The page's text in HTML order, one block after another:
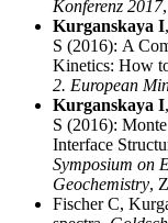
Konferenz 2017
Kurganskaya I
S (2016): A
Kinetics: How
2. European
Kurganskaya I
S (2016):
Interface
Symposium on
Geochemistry,
Fischer C,